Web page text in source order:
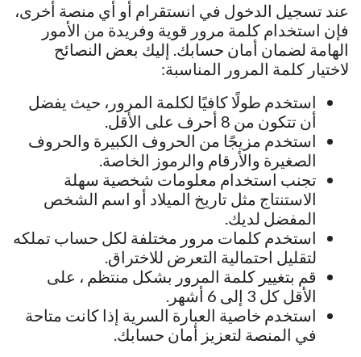
عند تسجيل الدخول في انستقرام أو أي منصة أخرى،
فإن استخدام كلمة مرور قوية وفريدة من الأمور
الهامة لضمان أمان حسابك. إليك بعض النصائح
لاختيار كلمة المرور المناسبة:
استخدم طولًا كافيًا لكلمة المرور، حيث يفضل
أن تتكون من 8 أحرف على الأقل.
استخدم مزيجًا من الحروف الكبيرة والحروف
الصغيرة والأرقام والرموز الخاصة.
تجنب استخدام معلومات شخصية سهلة
الاستنتاج مثل تاريخ الميلاد أو اسم الشخص
المفضل لديك.
استخدم كلمات مرور مختلفة لكل حساب تملكه
لتقليل احتمالية التعرض للاختراق.
قم بتغيير كلمة المرور بشكل منتظم ، على
الأقل كل 3 إلى 6 أشهر.
استخدم خاصية العبارة السرية إذا كانت متاحة
في المنصة لتعزيز أمان حسابك.